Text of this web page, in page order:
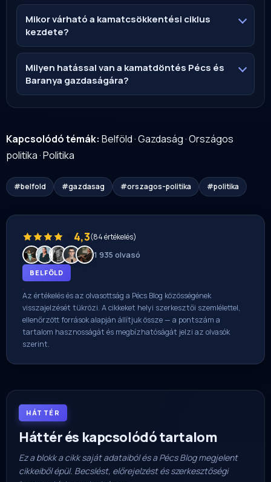
Mikor várható a kamatcsökkentési ciklus
kezdete?
Milyen hatással van a kamatdöntés Pécs és
Baranya gazdaságára?
Kapcsolódó témák: Belföld·Gazdaság·Országos
politika·Politika
#belfold #gazdasag #orszagos-politika #politika
4,3(84 értékelés)
1 935 olvasó
BELFÖLD
Az értékelés és az olvasottság a Pécs Blog közösségének
visszajelzését tükrözi. A cikkeket helyi szerkesztői szemlélettel,
ellenőrzött források alapján állítjuk össze — a pontszám a
tartalom hasznosságát és megbízhatóságát jelzi az olvasók
szerint.
HÁTTÉR
Háttér és kapcsolódó tartalom
Ez a blokk a cikk saját adataiból és a Pécs Blog megjelent
cikkeiből épül. Becslést, előrejelzést és szerkesztőségi